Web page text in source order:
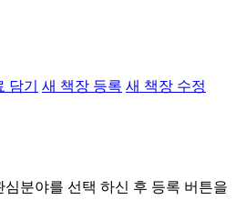
담기 새 책장 등록 새 책장 수정
심분야를 선택 하신 후 등록 버튼을